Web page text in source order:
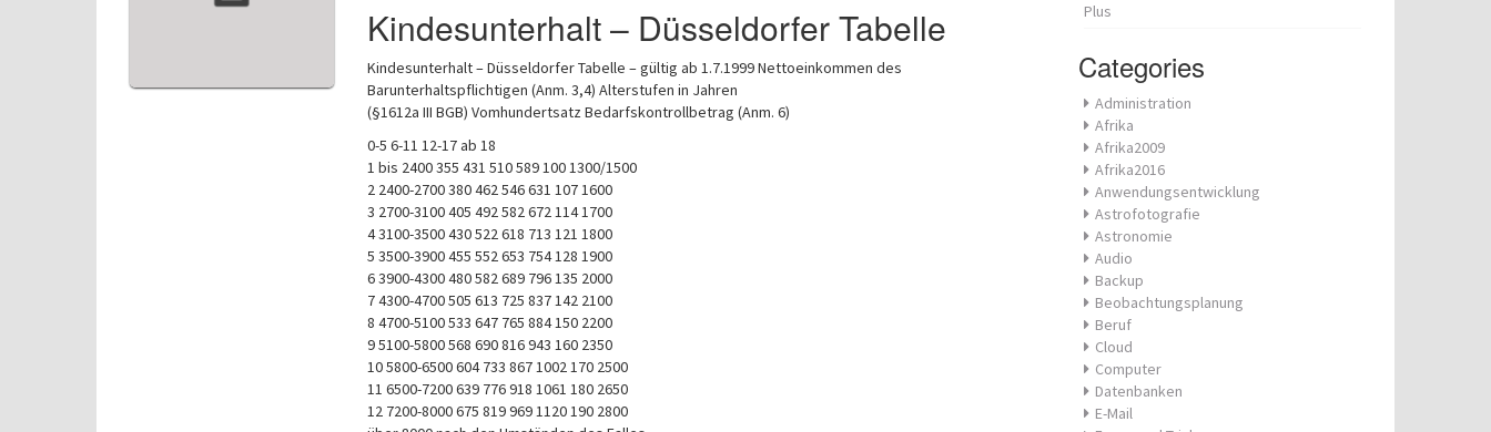
Kindesunterhalt – Düsseldorfer Tabelle
Kindesunterhalt – Düsseldorfer Tabelle – gültig ab 1.7.1999 Nettoeinkommen des
Barunterhaltspflichtigen (Anm. 3,4) Alterstufen in Jahren
(§1612a III BGB) Vomhundertsatz Bedarfskontrollbetrag (Anm. 6)
0-5 6-11 12-17 ab 18
1 bis 2400 355 431 510 589 100 1300/1500
2 2400-2700 380 462 546 631 107 1600
3 2700-3100 405 492 582 672 114 1700
4 3100-3500 430 522 618 713 121 1800
5 3500-3900 455 552 653 754 128 1900
6 3900-4300 480 582 689 796 135 2000
7 4300-4700 505 613 725 837 142 2100
8 4700-5100 533 647 765 884 150 2200
9 5100-5800 568 690 816 943 160 2350
10 5800-6500 604 733 867 1002 170 2500
11 6500-7200 639 776 918 1061 180 2650
12 7200-8000 675 819 969 1120 190 2800
Plus
Categories
Administration
Afrika
Afrika2009
Afrika2016
Anwendungsentwicklung
Astrofotografie
Astronomie
Audio
Backup
Beobachtungsplanung
Beruf
Cloud
Computer
Datenbanken
E-Mail